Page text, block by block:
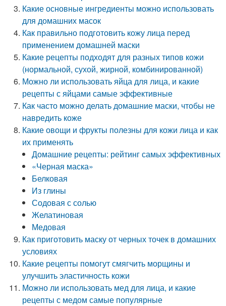
Какие основные ингредиенты можно использовать
для домашних масок
Как правильно подготовить кожу лица перед
применением домашней маски
Какие рецепты подходят для разных типов кожи
(нормальной, сухой, жирной, комбинированной)
Можно ли использовать яйца для лица, и какие
рецепты с яйцами самые эффективные
Как часто можно делать домашние маски, чтобы не
навредить коже
Какие овощи и фрукты полезны для кожи лица и как
их применять
Домашние рецепты: рейтинг самых эффективных
«Черная маска»
Белковая
Из глины
Содовая с солью
Желатиновая
Медовая
Как приготовить маску от черных точек в домашних
условиях
Какие рецепты помогут смягчить морщины и
улучшить эластичность кожи
Можно ли использовать мед для лица, и какие
рецепты с медом самые популярные